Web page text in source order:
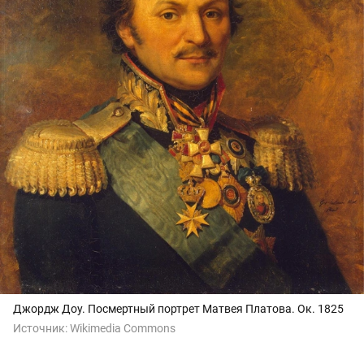
Джордж Доу. Посмертный портрет Матвея Платова. Ок. 1825
Источник:Wikimedia Commons